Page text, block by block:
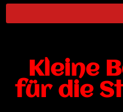
Kleine
für die